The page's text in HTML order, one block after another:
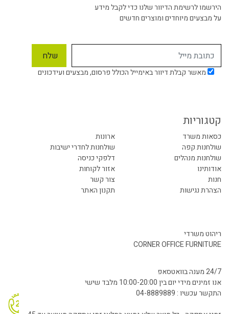
הירשמו לרשימת הדיוור שלנו כדי לקבל מידע
על מבצעים מיוחדים ומוצרים חדשים
מאשר קבלת דיוור באימייל הכולל פרסום, מבצעים ועידכונים
קטגוריות
כסאות משרד
ארונות
שולחנות קפה
שולחנות לחדרי ישיבות
שולחנות מנהלים
דלפקי כניסה
אודותינו
אזור לקוחות
חנות
צור קשר
הצהרת נגישות
תקנון האתר
ריהוט משרדי
CORNER OFFICE FURNITURE
24/7 מענה בוואטסאפ
אנו זמינים מידי יום בין 10:00-20:00 מלבד שישי
התקשר עכשיו : 04-8889889